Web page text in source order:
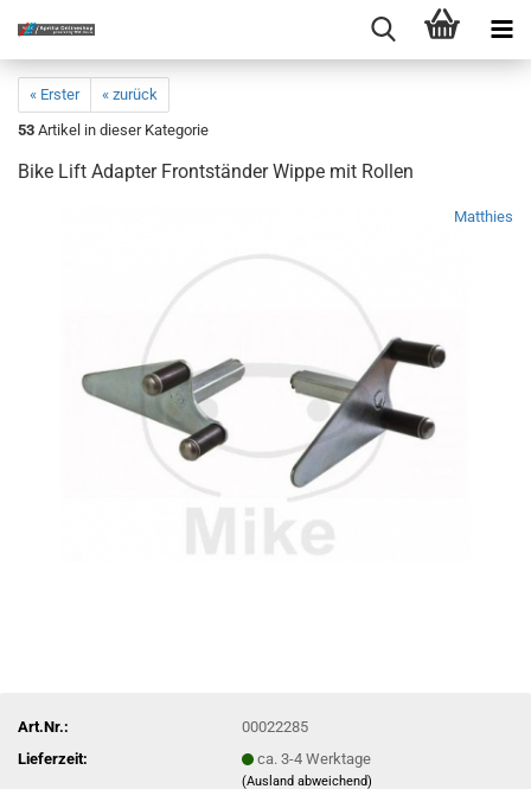
« Erster
« zurück
53 Artikel in dieser Kategorie
Bike Lift Adapter Frontständer Wippe mit Rollen
Matthies
Art.Nr.:
00022285
Lieferzeit:
ca. 3-4 Werktage
(Ausland abweichend)